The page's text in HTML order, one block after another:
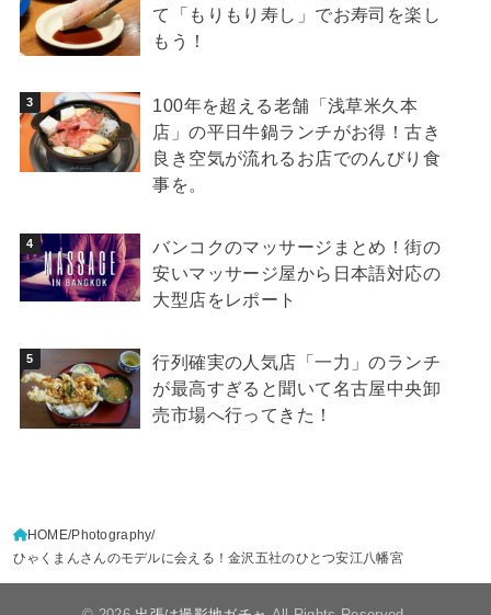
て「もりもり寿し」でお寿司を楽し
もう！
100年を超える老舗「浅草米久本
店」の平日牛鍋ランチがお得！古き
良き空気が流れるお店でのんびり食
事を。
バンコクのマッサージまとめ！街の
安いマッサージ屋から日本語対応の
大型店をレポート
行列確実の人気店「一力」のランチ
が最高すぎると聞いて名古屋中央卸
売市場へ行ってきた！
HOME Photography
ひゃくまんさんのモデルに会える！金沢五社のひとつ安江八幡宮